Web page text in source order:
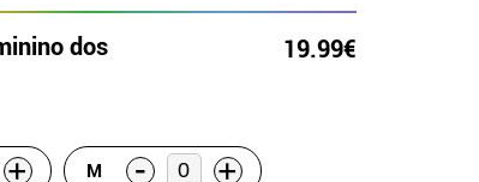
dos 19.99€
+ M - +